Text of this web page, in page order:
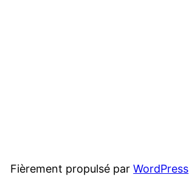
Fièrement propulsé parWordPress